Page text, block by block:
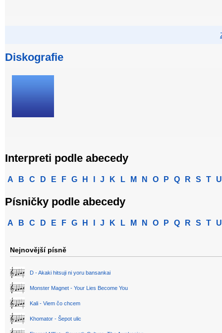
Diskografie
Interpreti podle abecedy
A B C D E F G H J K L M N O P Q R S T U
Písničky podle abecedy
A B C D E F G H J K L M N O P Q R S T U
Nejnovější písně
D - Akaki hitsuji ni yoru bansankai
Monster Magnet - Your Lies Become You
Kali - Viem čo chcem
Khomator - Šepot ulic